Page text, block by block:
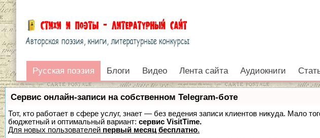
Русская поэзия
Войти
Русская поэзия Блоги Видео Лента сайта Аудиокниги
Сервис онлайн-записи на собственном Telegram-боте
Тот, кто работает в сфере услуг, знает — без ведения записи клиентов никуда. Мало
бюджетный и оптимальный вариант: сервис VisitTime.
Для новых пользователей первый месяц бесплатно.